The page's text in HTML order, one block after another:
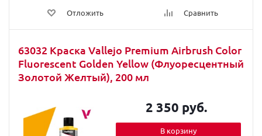
Отложить Сравнить
63032 Краска Vallejo Premium Airbrush Color
Fluorescent Golden Yellow (Флуоресцентный
Золотой Желтый), 200 мл
2 350 руб.
В корзину